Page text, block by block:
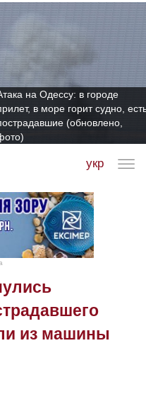
на Одессу: в городе
в море горит судно,
(обновлено,
укр
из машины